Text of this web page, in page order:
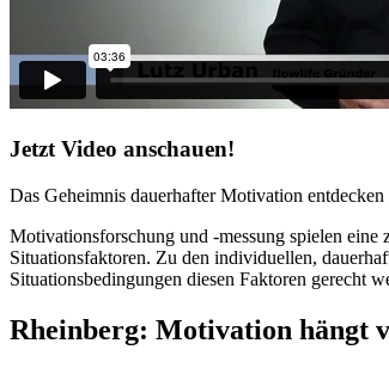
Jetzt Video anschauen!
Das Geheimnis dauerhafter Motivation
Motivationsforschung und -messung spielen
Situationsfaktoren. Zu den individuellen,
Situationsbedingungen diesen Faktoren gerecht
Rheinberg: Motivation hängt